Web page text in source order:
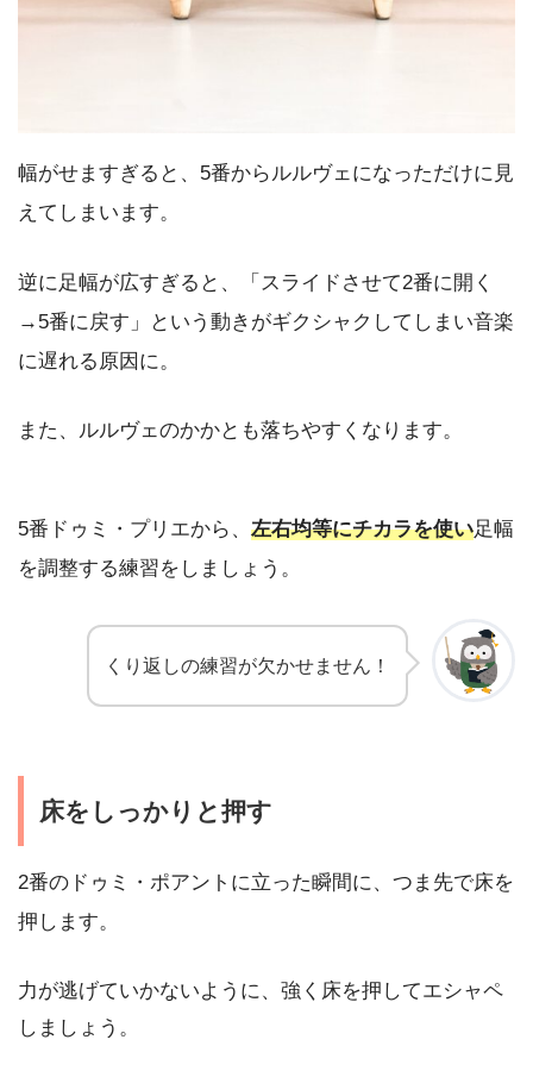
幅がせますぎると、5番からルルヴェになっただけに見
えてしまいます。
逆に足幅が広すぎると、「スライドさせて2番に開く
→5番に戻す」という動きがギクシャクしてしまい音楽
に遅れる原因に。
また、ルルヴェのかかとも落ちやすくなります。
5番ドゥミ・プリエから、 左右均等にチカラを使い足幅
を調整する練習をしましょう。
くり返しの練習が欠かせません！
床をしっかりと押す
2番のドゥミ・ポアントに立った瞬間に、つま先で床を
押します。
力が逃げていかないように、強く床を押してエシャペ
しましょう。